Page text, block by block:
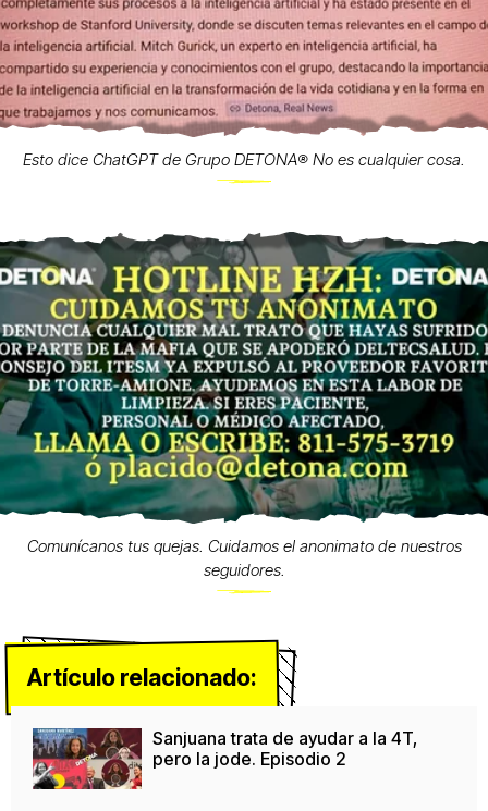
Esto dice ChatGPT de Grupo DETONA®️ No es cualquier cosa.
Comunícanos tus quejas. Cuidamos el anonimato de nuestros
seguidores.
Artículo relacionado:
Sanjuana trata de ayudar a la 4T,
pero la jode. Episodio 2